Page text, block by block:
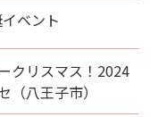
ベント
クリスマス！2024
（八王子市）